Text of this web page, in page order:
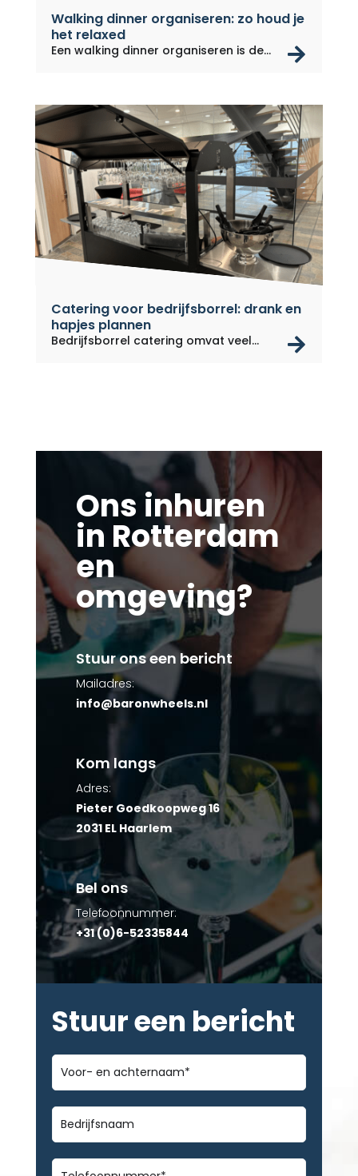
Walking dinner organiseren: zo houd je
het relaxed
Een walking dinner organiseren is de...
Catering voor bedrijfsborrel: drank en
hapjes plannen
Bedrijfsborrel catering omvat veel...
Ons inhuren
in Rotterdam
en
omgeving?
Stuur ons een bericht
Mailadres:
info@baronwheels.nl
Kom langs
Adres:
Pieter Goedkoopweg 16
2031 EL Haarlem
Bel ons
Telefoonnummer:
+31 (0)6-52335844
Stuur een bericht
Voor-
en
achternaam*
Bedrijfsnaam
Telefoonnummer*